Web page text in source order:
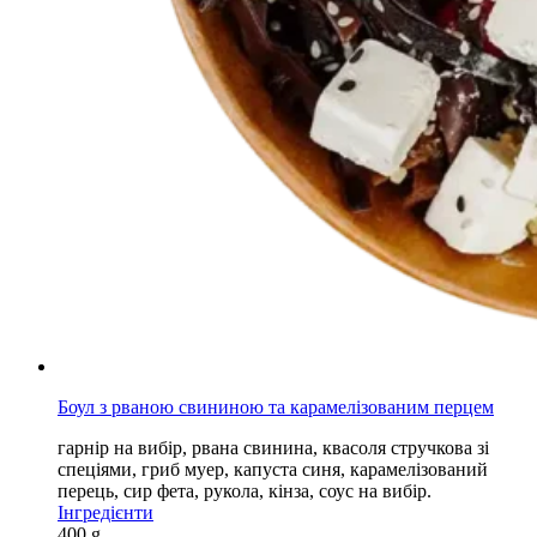
Боул з рваною свининою та карамелізованим перцем
гарнір на вибір, рвана свинина, квасоля стручкова зі
спеціями, гриб муер, капуста синя, карамелізований
перець, сир фета, рукола, кінза, соус на вибір.
Інгредієнти